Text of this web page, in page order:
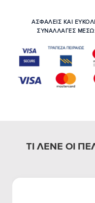
ΑΣΦΑΛΕΙΣ ΚΑΙ
ΣΥΝΑΛΛΑΓΕΣ
ΤΙ ΛΕΝΕ ΟΙ